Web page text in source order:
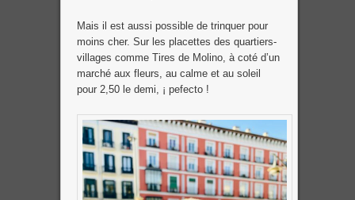
Mais il est aussi possible de trinquer pour
moins cher. Sur les placettes des quartiers-
villages comme Tires de Molino, à coté d’un
marché aux fleurs, au calme et au soleil
pour 2,50 le demi, ¡ pefecto !